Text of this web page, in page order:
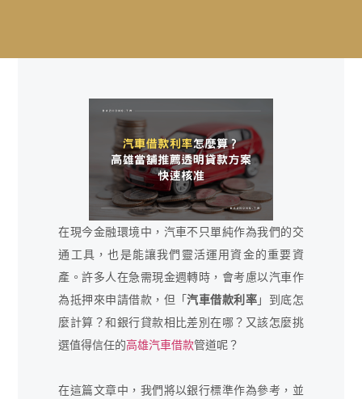
在現今金融環境中，汽車不只單純作為我們的交
通工具，也是能讓我們靈活運用資金的重要資
產。許多人在急需現金週轉時，會考慮以汽車作
為抵押來申請借款，但「汽車借款利率 」到底怎
麼計算？和銀行貸款相比差別在哪？又該怎麼挑
選值得信任的高雄汽車借款管道呢？
在這篇文章中，我們將以銀行標準作為參考，並